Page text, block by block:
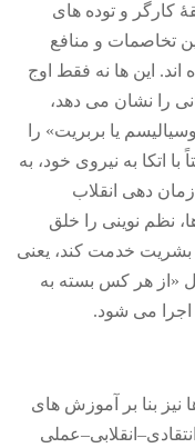
کارگر و توده های
تخاصمات و منافع
اند. این ها نه فقط اوج
را نشان می دهد،
یا بربریت» را
با اتکا به نیروی خود، به
دهی انقلاب
نظم نوینی را خلق
بشریت خدمت کند، یعنی
« از هر کس بسته به
اجرا می شود.
بنا بر آموزش های
– انقلابی–عملی